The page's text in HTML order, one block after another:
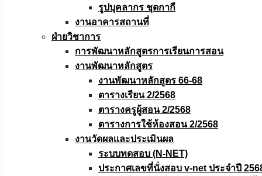
รูปบุคลากร ชุดกากี
งานอาคารสถานที่
ฝ่ายวิชาการ
การพัฒนาหลักสูตรการเรียนการสอน
งานพัฒนาหลักสูตร
งานพัฒนาหลักสูตร 66-68
ตารางเรียน 2/2568
ตารางครูผู้สอน 2/2568
ตารางการใช้ห้องสอน 2/2568
งานวัดผลเเละประเมินผล
ระบบทดสอบ (N-NET)
ประกาศเลขที่นั่งสอบ v-net ประจำปี